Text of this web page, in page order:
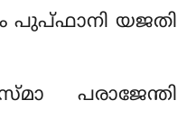
പുപ്ഫാനി യജതി
പരാജേന്തി